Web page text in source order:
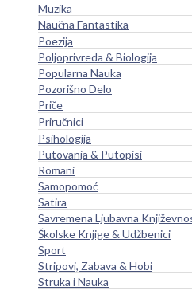
Muzika
Naučna Fantastika
Poezija
Poljoprivreda & Biologija
Popularna Nauka
Pozorišno Delo
Priče
Priručnici
Psihologija
Putovanja & Putopisi
Romani
Samopomoć
Satira
Savremena Ljubavna
Školske Knjige & Udžbenici
Sport
Stripovi, Zabava & Hobi
Struka i Nauka